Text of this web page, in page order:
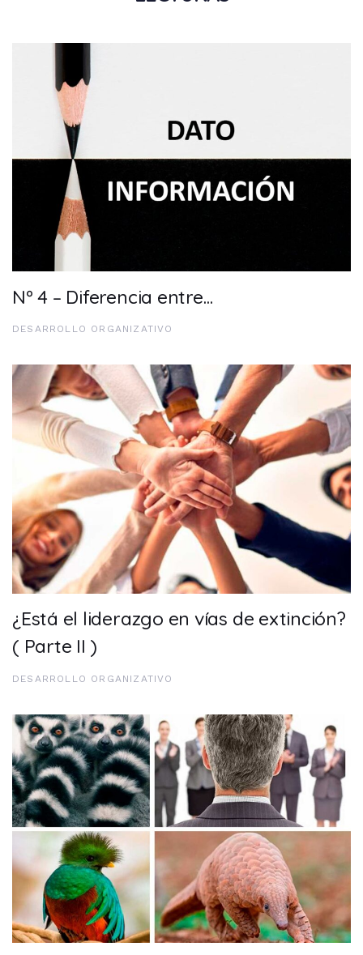
Nº 4 – Diferencia entre…
DESARROLLO ORGANIZATIVO
¿Está el liderazgo en vías de extinción?
( Parte II )
DESARROLLO ORGANIZATIVO